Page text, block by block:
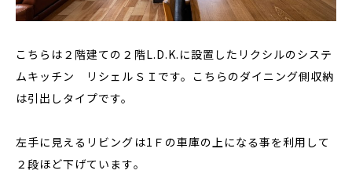
こちらは２階建ての２階L.D.K.に設置したリクシルのシステ
ムキッチン リシェルＳＩです。こちらのダイニング側収納
は引出しタイプです。
左手に見えるリビングは1Ｆの車庫の上になる事を利用して
２段ほど下げています。